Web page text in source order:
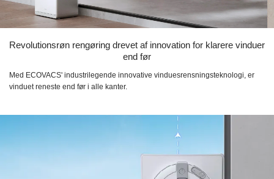
Revolutionsrøn rengøring drevet af innovation for klarere vinduer
end før
Med ECOVACS' industrilegende innovative vinduesrensningsteknologi, er
vinduet reneste end før i alle kanter.